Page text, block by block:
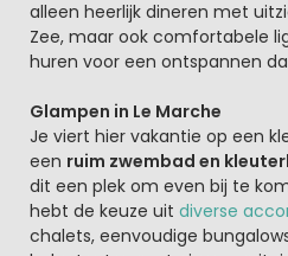
alleen heerlijk dineren met
Zee, maar ook comfortabele
huren voor een ontspannen
Glampen in Le Marche
Je viert hier vakantie op een
een ruim zwembad en
dit een plek om even bij te
hebt de keuze uit diverse
chalets, eenvoudige